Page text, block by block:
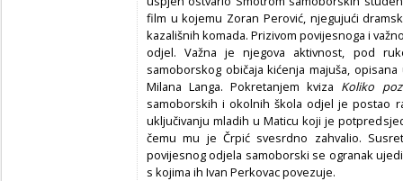
film u kojemu Zoran Perović, njegujući
kazališnih komada. Prizivom povijesnoga i
odjel. Važna je njegova aktivnost, pod
samoborskog običaja kićenja majuša,
Milana Langa. Pokretanjem kviza Koliko
samoborskih i okolnih škola odjel je postao
uključivanju mladih u Maticu koji je
čemu mu je Črpić svesrdno zahvalio.
povijesnog odjela samoborski se ogranak
s kojima ih Ivan Perkovac povezuje.